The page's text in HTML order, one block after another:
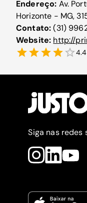
Endereço: Av.
Horizonte - MG,
Contato:(31)
Website: http://
4.4
Siga nas redes